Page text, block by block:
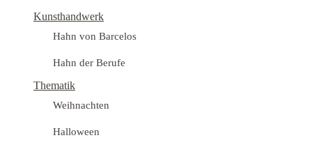
Kunsthandwerk
Hahn von Barcelos
Hahn der Berufe
Thematik
Weihnachten
Halloween